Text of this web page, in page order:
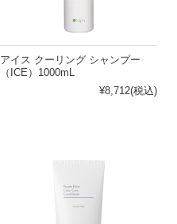
アイス クーリング シャンプー
（ICE）1000mL
¥8,712(税込)